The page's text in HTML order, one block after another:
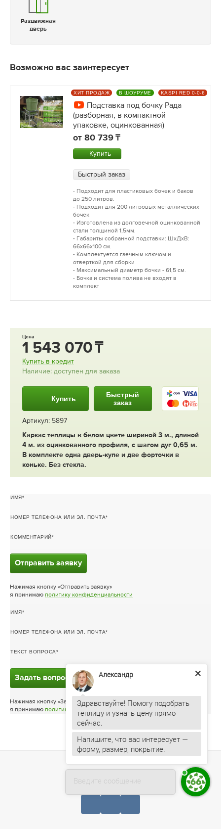
Раздвижная
дверь
Возможно вас заинтересует
Подставка под бочку Рада
(разборная, в компактной
упаковке, оцинкованная)
от 80 739
Купить
Быстрый заказ
- Подходит для пластиковых бочек и баков
до 250 литров.
- Подходит для 200 литровых металлических
бочек
- Изготовлена из долговечной оцинкованной
стали толщиной 1,5мм.
- Габариты собранной подставки: ШхДхВ:
66х66х100 см.
- Комплектуется гаечным ключом и
отверткой для сборки
- Максимальный диаметр бочки - 61,5 см.
- Бочка и система полива не входят в
комплект
ХИТ ПРОДАЖ В ШОУРУМЕ KASPI RED 0-0-6
Цена
1 543 070
Купить в кредит
Наличие: доступен для заказа
Купить
Быстрый
заказ
Артикул: 5897
Каркас теплицы в белом цвете шириной 3 м., длиной
4 м. из оцинкованного профиля, с шагом дуг 0,65 м.
В комплекте одна дверь-купе и две форточки в
коньке. Без стекла.
ИМЯ
НОМЕР ТЕЛЕФОНА ИЛИ ЭЛ. ПОЧТА
КОММЕНТАРИЙ
Отправить заявку
Нажимая кнопку «Отправить заявку»
я принимаю политику конфиденциальности
ИМЯ
НОМЕР ТЕЛЕФОНА ИЛИ ЭЛ. ПОЧТА
ТЕКСТ ВОПРОСА
Задать вопрос
Нажимая кнопку «Задать вопрос»
я принимаю политику конфиденциальности
Введите сообщение
Александр
Здравствуйте! Помогу подобрать
теплицу и узнать цену прямо
Напишите, что вас интересует —
форму, размер, покрытие.